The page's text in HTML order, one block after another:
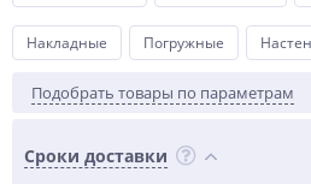
Накладные Погружные
Подобрать товары по параметрам
Сроки доставки